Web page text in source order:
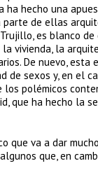
ha hecho una
de ellas
es blanco
vivienda, la
De nuevo,
de sexos y, en el
los polémicos
que ha hecho la
que va a dar
que, en